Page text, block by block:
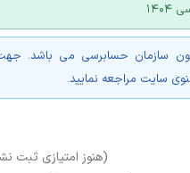
سازمان حسابرسی می باشد.
سایت مراجعه نمایید.
(هنوز امتیازی ثبت